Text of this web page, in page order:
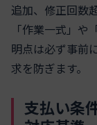
追加、修正回数
「作業一式」
明点は必ず事前
求を防ぎます。
支払い条